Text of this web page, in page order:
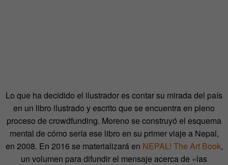
Lo que ha decidido el ilustrador es contar su mirada del país
en un libro ilustrado y escrito que se encuentra en pleno
proceso de crowdfunding. Moreno se construyó el esquema
mental de cómo sería ese libro en su primer viaje a Nepal,
en 2008. En 2016 se materializará en NEPAL! The Art Book,
un volumen para difundir el mensaje acerca de «las